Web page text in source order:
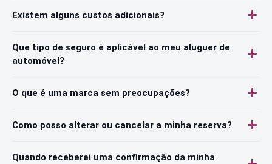
Existem alguns custos adicionais?
Que tipo de seguro é aplicável ao meu aluguer de
automóvel?
O que é uma marca sem preocupações?
Como posso alterar ou cancelar a minha reserva?
Quando receberei uma confirmação da minha